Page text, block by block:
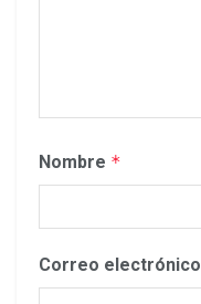
Nombre *
Correo electrónico